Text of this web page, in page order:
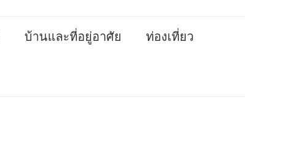
บ้านและที่อยู่อาศัย ท่องเที่ยว